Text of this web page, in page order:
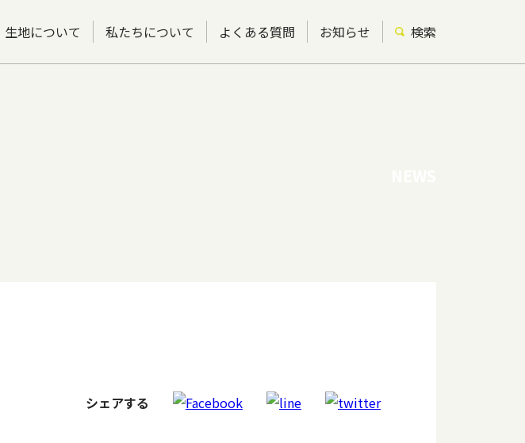
生地について 私たちについて よくある質問 お知らせ 検索
シェアする